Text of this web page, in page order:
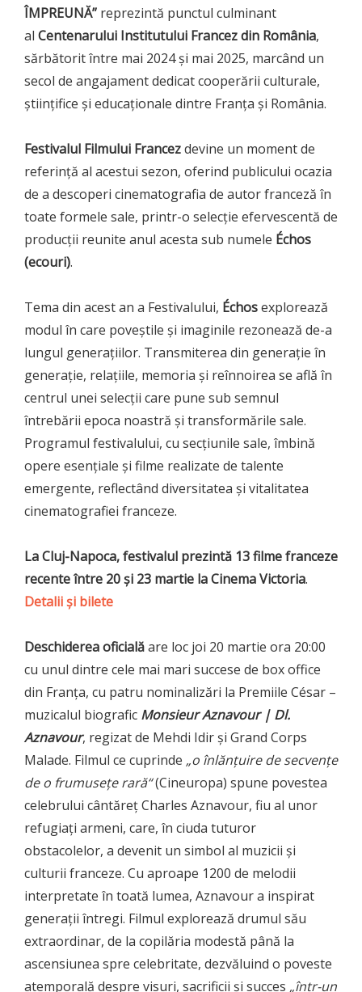
ÎMPREUNĂ” reprezintă punctul culminant
al Centenarului Institutului Francez din România,
sărbătorit între mai 2024 și mai 2025, marcând un
secol de angajament dedicat cooperării culturale,
științifice și educaționale dintre Franța și România.
Festivalul Filmului Francezdevine un moment de
referință al acestui sezon, oferind publicului ocazia
de a descoperi cinematografia de autor franceză în
toate formele sale, printr-o selecție efervescentă de
producții reunite anul acesta sub numele Échos
(ecouri).
Tema din acest an a Festivalului, Échosexplorează
modul în care poveștile și imaginile rezonează de-a
lungul generațiilor. Transmiterea din generație în
generație, relațiile, memoria și reînnoirea se află în
centrul unei selecții care pune sub semnul
întrebării epoca noastră și transformările sale.
Programul festivalului, cu secțiunile sale, îmbină
opere esențiale și filme realizate de talente
emergente, reflectând diversitatea și vitalitatea
cinematografiei franceze.
La Cluj-Napoca, festivalul prezintă 13 filme franceze
recente între 20 și 23 martie la Cinema Victoria.
Detalii și bilete
Deschiderea oficialăare loc joi 20 martie ora 20:00
cu unul dintre cele mai mari succese de box office
din Franța, cu patru nominalizări la Premiile César –
muzicalul biografic Monsieur Aznavour | Dl.
Aznavour, regizat de Mehdi Idir și Grand Corps
Malade. Filmul ce cuprinde „o înlănțuire de secvențe
de o frumusețe rară“(Cineuropa) spune povestea
celebrului cântăreț Charles Aznavour, fiu al unor
refugiați armeni, care, în ciuda tuturor
obstacolelor, a devenit un simbol al muzicii și
culturii franceze. Cu aproape 1200 de melodii
interpretate în toată lumea, Aznavour a inspirat
generații întregi. Filmul explorează drumul său
extraordinar, de la copilăria modestă până la
ascensiunea spre celebritate, dezvăluind o poveste
atemporală despre visuri, sacrificii și succes „într-un